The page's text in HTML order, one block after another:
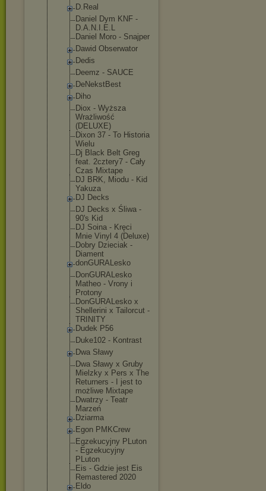
D.Real
Daniel Dym KNF -
D.A.N.I.E.L
Daniel Moro - Snajper
Dawid Obserwator
Dedis
Deemz - SAUCE
DeNekstBest
Diho
Diox - Wyższa
Wrażliwość
(DELUXE)
Dixon 37 - To Historia
Wielu
Dj Black Belt Greg
feat. 2cztery7 - Cały
Czas Mixtape
DJ BRK, Miodu - Kid
Yakuza
DJ Decks
DJ Decks x Śliwa -
90's Kid
DJ Soina - Kręci
Mnie Vinyl 4 (Deluxe)
Dobry Dzieciak -
Diament
donGURALesko
DonGURALesko
Matheo - Vrony i
Protony
DonGURALesko x
Shellerini x Tailorcut -
TRINITY
Dudek P56
Duke102 - Kontrast
Dwa Sławy
Dwa Sławy x Gruby
Mielzky x Pers x The
Returners - I jest to
możliwe Mixtape
Dwatrzy - Teatr
Marzeń
Dziarma
Egon PMKCrew
Egzekucyjny PLuton
- Egzekucyjny
PLuton
Eis - Gdzie jest Eis
Remastered 2020
Eldo